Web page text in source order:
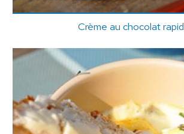
Crème au chocolat